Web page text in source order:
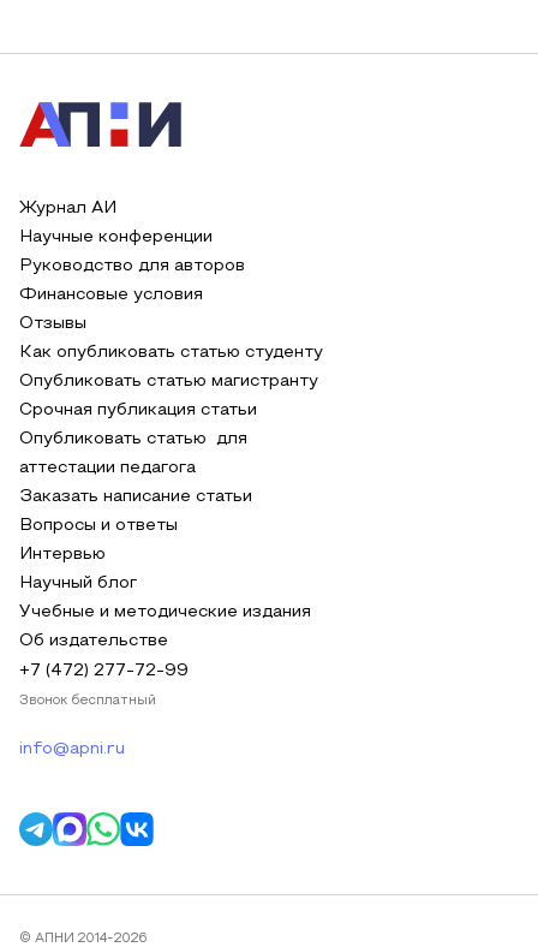
Журнал АИ
Научные конференции
Руководство для авторов
Финансовые условия
Отзывы
Как опубликовать статью студенту
Опубликовать статью магистранту
Срочная публикация статьи
Опубликовать статью для
аттестации педагога
Заказать написание статьи
Вопросы и ответы
Интервью
Научный блог
Учебные и методические издания
Об издательстве
+7 (472) 277-72-99
Звонок бесплатный
info@apni.ru
© АПНИ 2014-2026